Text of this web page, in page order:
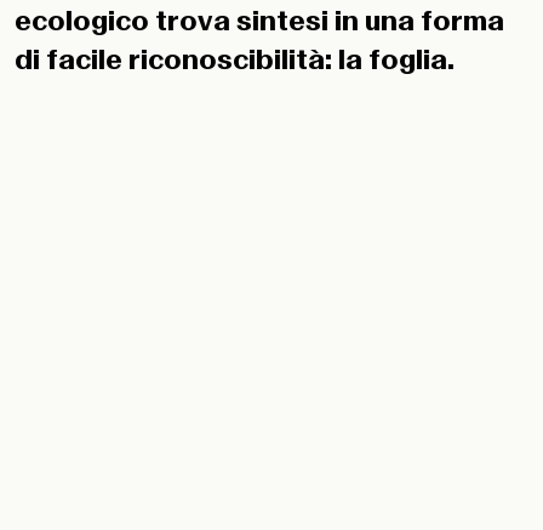
ecologico trova sintesi in una forma
di facile riconoscibilità: la foglia.